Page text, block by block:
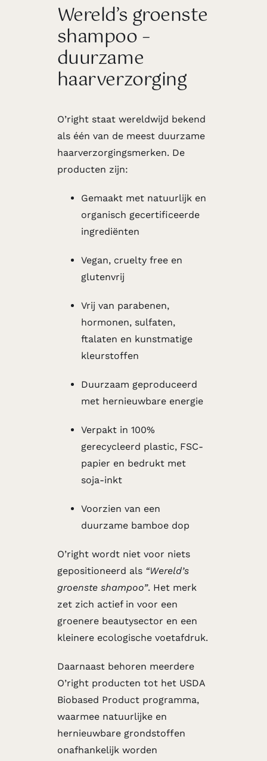
Wereld’s groenste
shampoo –
duurzame
haarverzorging
O’right staat wereldwijd bekend
als één van de meest duurzame
haarverzorgingsmerken. De
producten zijn:
Gemaakt met natuurlijk en
organisch gecertificeerde
ingrediënten
Vegan, cruelty free en
glutenvrij
Vrij van parabenen,
hormonen, sulfaten,
ftalaten en kunstmatige
kleurstoffen
Duurzaam geproduceerd
met hernieuwbare energie
Verpakt in 100%
gerecycleerd plastic, FSC-
papier en bedrukt met
soja-inkt
Voorzien van een
duurzame bamboe dop
O’right wordt niet voor niets
gepositioneerd als “Wereld’s
groenste shampoo”. Het merk
zet zich actief in voor een
groenere beautysector en een
kleinere ecologische voetafdruk.
Daarnaast behoren meerdere
O’right producten tot het USDA
Biobased Product programma,
waarmee natuurlijke en
hernieuwbare grondstoffen
onafhankelijk worden